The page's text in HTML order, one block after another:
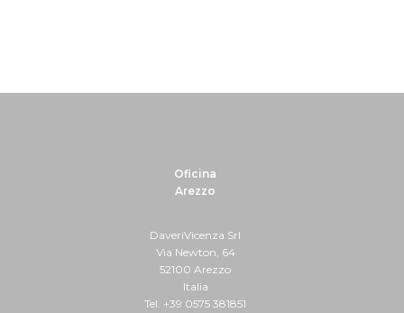
Oficina
Arezzo
DaveriVicenza Srl
Via Newton, 64
52100 Arezzo
Italia
Tel. +39 0575 381851